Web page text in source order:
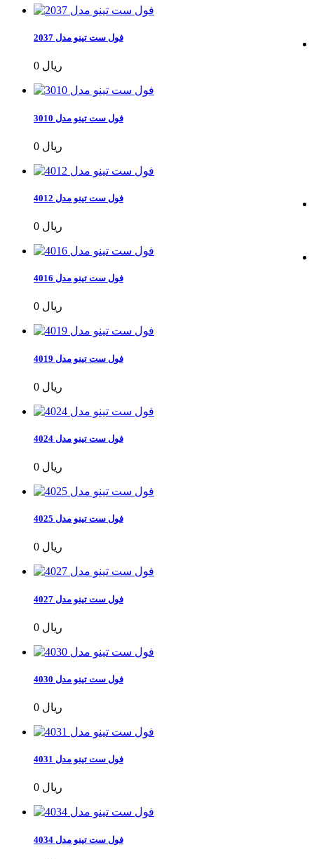
فول ست تینو مدل 2037
0 ریال
فول ست تینو مدل 3010
0 ریال
فول ست تینو مدل 4012
0 ریال
فول ست تینو مدل 4016
0 ریال
فول ست تینو مدل 4019
0 ریال
فول ست تینو مدل 4024
0 ریال
فول ست تینو مدل 4025
0 ریال
فول ست تینو مدل 4027
0 ریال
فول ست تینو مدل 4030
0 ریال
فول ست تینو مدل 4031
0 ریال
فول ست تینو مدل 4034